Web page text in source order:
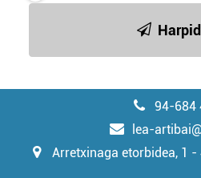
94-684
lea-
Arretxinaga etorbidea, 1